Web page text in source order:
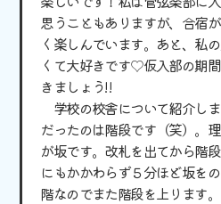
思うこともありますが、合宿
く楽しんでいます。あと、私
くて大好きです♡仮入部の期
きましょう! !
学校の校舎について紹介し
だったのは階段です（笑）。
が坂です。改札を出てから階
にもかかわらず５分ほど坂を
階なのでまた階段を上ります